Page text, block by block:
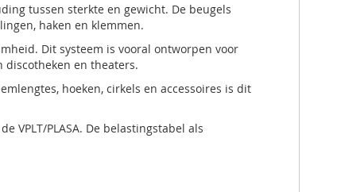
tussen sterkte en gewicht. De beugels
haken en klemmen.
Dit systeem is vooral ontworpen voor
en theaters.
hoeken, cirkels en accessoires is dit
VPLT/PLASA. De belastingstabel als